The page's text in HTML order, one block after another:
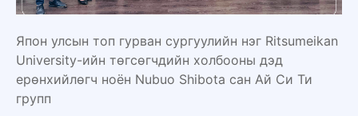
Япон улсын топ гурван сургуулийн нэг Ritsumeikan
University-ийн төгсөгчдийн холбооны дэд
ерөнхийлөгч ноён Nubuo Shibota сан Ай Си Ти
групп